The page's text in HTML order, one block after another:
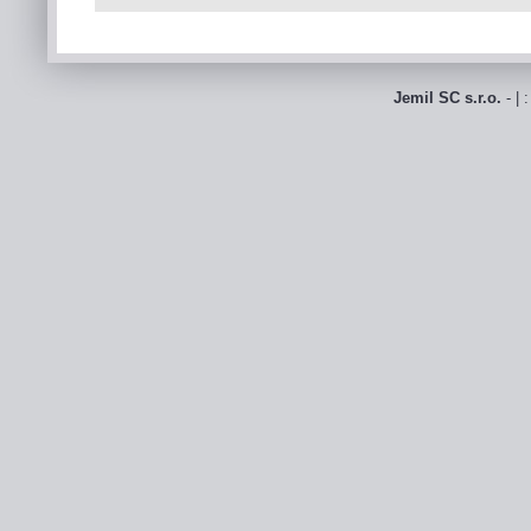
Jemil SC s.r.o. - |